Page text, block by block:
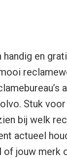
handig en
Stuk
bij welk
actueel
of jouw merk